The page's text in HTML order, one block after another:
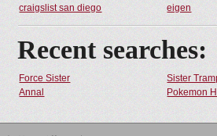
craigslist san diego
eigen
Recent searches:
Force Sister Sister
Annal
Pokemon